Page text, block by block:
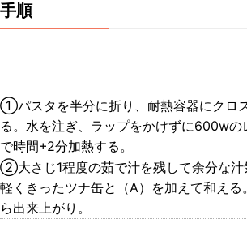
手順
①パスタを半分に折り、耐熱容器にクロ
る。水を注ぎ、ラップをかけずに600wの
で時間+2分加熱する。
②大さじ1程度の茹で汁を残して余分な汁
軽くきったツナ缶と（A）を加えて和える
ら出来上がり。